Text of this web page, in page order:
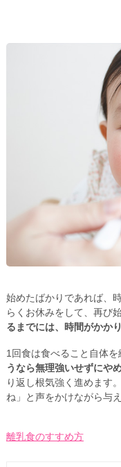
始めたばかりであれば、
らくお休みをして、再び
るまでには、時間がかか
1回食は食べること自体を
うなら無理強いせずにや
り返し根気強く進めます
ね」と声をかけながら与
離乳食のすすめ方